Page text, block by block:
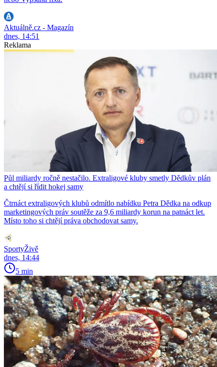
Aktuálně.cz - Magazín
dnes, 14:51
Reklama
Půl miliardy ročně nestačilo. Extraligové kluby smetly Dědkův plán
a chtějí si řídit hokej samy
Čtrnáct extraligových klubů odmítlo nabídku Petra Dědka na odkup
marketingových práv soutěže za 9,6 miliardy korun na patnáct let.
Místo toho si chtějí práva obchodovat samy.
SportyŽivě
dnes, 14:44
5 min